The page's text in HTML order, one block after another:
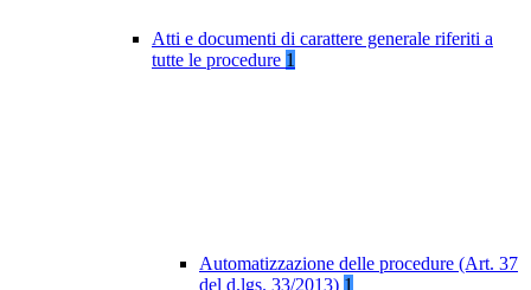
Atti e documenti di carattere generale riferiti a
tutte le procedure 1
Automatizzazione delle procedure (Art. 37
del d.lgs. 33/2013) 1